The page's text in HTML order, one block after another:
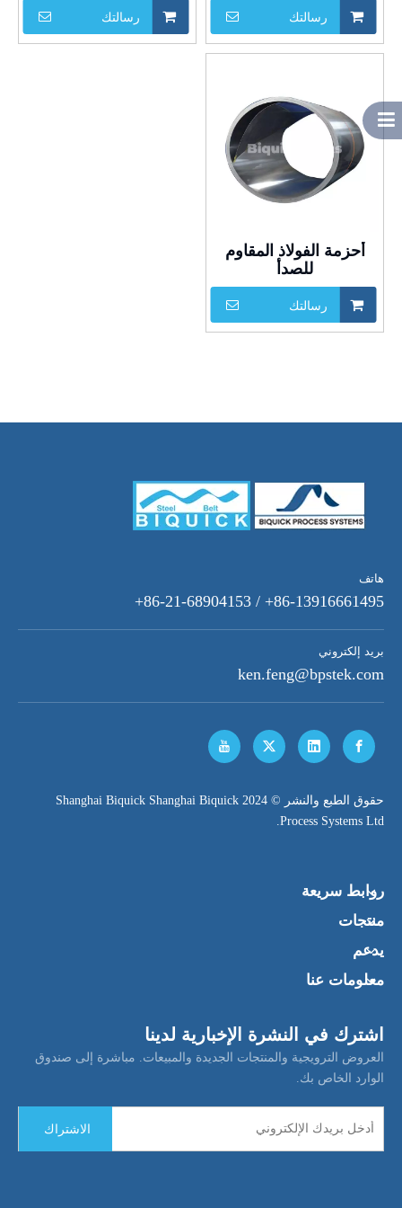
رسالتك رسالتك
أحزمة الفولاذ المقاوم
للصدأ
رسالتك
هاتف
86-13916661495+ / 86-21-68904153+
بريد إلكتروني
ken.feng@bpstek.com
​حقوق الطبع والنشر © 2024 Shanghai Biquick Shanghai Biquick
Process Systems Ltd.
روابط سريعة
منتجات
يدعم
معلومات عنا
اشترك في النشرة الإخبارية لدينا
العروض الترويجية والمنتجات الجديدة والمبيعات. مباشرة إلى صندوق
الوارد الخاص بك.
الاشتراك